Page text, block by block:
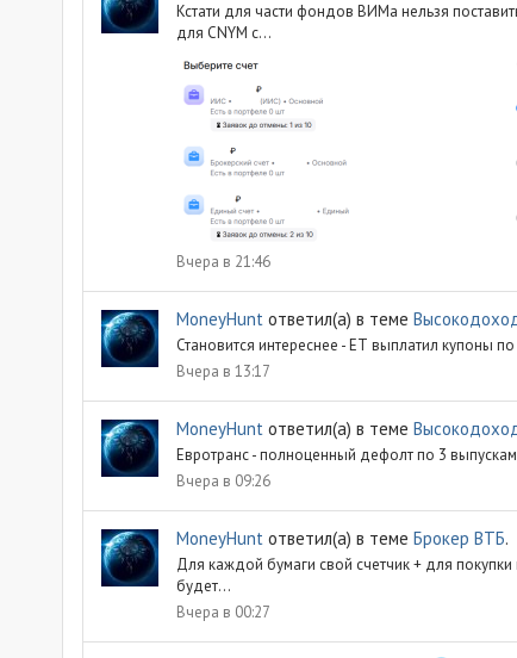
Кстати для части фондов ВИМа нельзя
для CNYM с...
Вчера в 21:46
MoneyHunt ответил(а) в теме
Становится интереснее - ЕТ выплатил купоны
Вчера в 13:17
MoneyHunt ответил(а) в теме
Евротранс - полноценный дефолт по 3
Вчера в 09:26
MoneyHunt ответил(а) в теме Брокер ВТБ.
Для каждой бумаги свой счетчик + для
будет...
Вчера в 00:27